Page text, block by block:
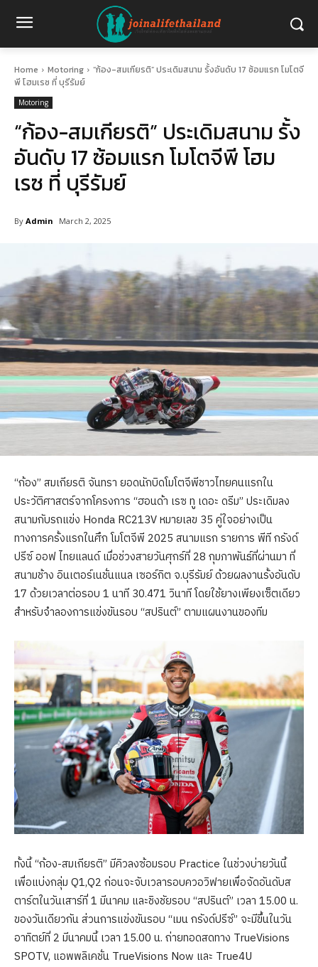
Home Motoring
“ก้อง-สมเกียรติ” ประเดิมสนาม รั้งอันดับ 17 ซ้อมแรก โมโตจี
พี โฮมเรซ ที่ บุรีรัมย์
Motoring
“ก้อง-สมเกียรติ” ประเดิมสนาม รั้ง
อันดับ 17 ซ้อมแรก โมโตจีพี โฮม
เรซ ที่ บุรีรัมย์
By Admin March 2, 2025
“ก้อง” สมเกียรติ จันทรา ยอดนักบิดโมโตจีพีชาวไทยคนแรกใน
ประวัติศาสตร์จากโครงการ “ฮอนด้า เรซ ทู เดอะ ดรีม” ประเดิมลง
สนามกับรถแข่ง Honda RC213V หมายเลข 35 คู่ใจอย่างเป็น
ทางการครั้งแรกในศึก โมโตจีพี 2025 สนามแรก รายการ พีที กรังด์
ปรีซ์ ออฟ ไทยแลนด์ เมื่อช่วงสายวันศุกร์ที่ 28 กุมภาพันธ์ที่ผ่านมา ที่
สนามช้าง อินเตอร์เนชั่นแนล เซอร์กิต จ.บุรีรัมย์ ด้วยผลงานรั้งอันดับ
17 ด้วยเวลาต่อรอบ 1 นาที 30.471 วินาที โดยใช้ยางเพียงเซ็ตเดียว
สำหรับจำลองการแข่งขันรอบ “สปรินต์” ตามแผนงานของทีม
ทั้งนี้ “ก้อง-สมเกียรติ” มีคิวลงซ้อมรอบ Practice ในช่วงบ่ายวันนี้
เพื่อแบ่งกลุ่ม Q1,Q2 ก่อนจะจับเวลารอบควอวิฟายเพื่อจัดอันดับส
ตาร์ตในวันเสาร์ที่ 1 มีนาคม และชิงชัยรอบ “สปรินต์” เวลา 15.00 น.
ของวันเดียวกัน ส่วนการแข่งขันรอบ “เมน กรังด์ปรีซ์” จะมีขึ้นในวัน
อาทิตย์ที่ 2 มีนาคมนี้ เวลา 15.00 น. ถ่ายทอดสดทาง TrueVisions
SPOTV, แอพพลิเคชั่น TrueVisions Now และ True4U